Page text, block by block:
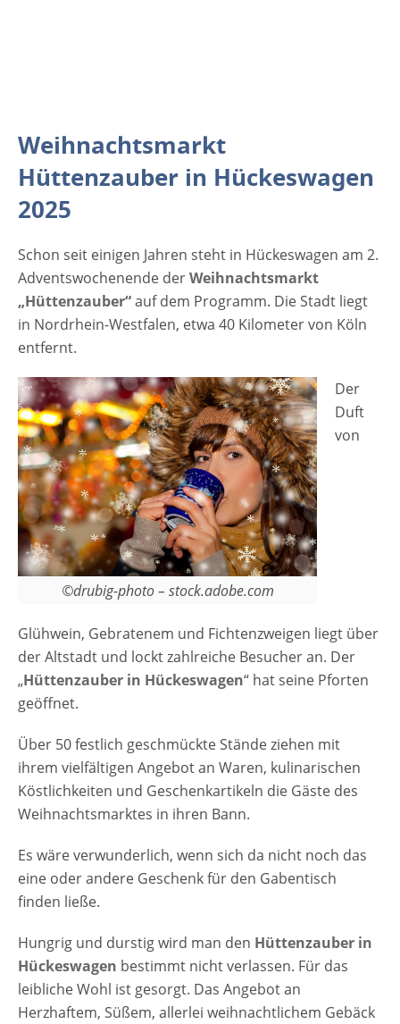
7.12. 2025 Veranstaltungsort Hüttenzauber
in Hückeswagen 2025 42449 Hückeswagen
Nordrhein-Westfalen Deutschland
Weihnachtsmarkt
Hüttenzauber in Hückeswagen
2025
Schon seit einigen Jahren steht in Hückeswagen am 2.
Adventswochenende derWeihnachtsmarkt
„Hüttenzauber“auf dem Programm. Die Stadt liegt
in Nordrhein-Westfalen, etwa 40 Kilometer von Köln
entfernt.
©drubig-photo – stock.adobe.com
Der
Duft
von
Glühwein, Gebratenem und Fichtenzweigen liegt über
der Altstadt und lockt zahlreiche Besucher an. Der
„Hüttenzauber in Hückeswagen“ hat seine Pforten
geöffnet.
Über 50 festlich geschmückte Stände ziehen mit
ihrem vielfältigen Angebot an Waren, kulinarischen
Köstlichkeiten und Geschenkartikeln die Gäste des
Weihnachtsmarktes in ihren Bann.
Es wäre verwunderlich, wenn sich da nicht noch das
eine oder andere Geschenk für den Gabentisch
finden ließe.
Hungrig und durstig wird man den Hüttenzauber in
Hückeswagen bestimmt nicht verlassen. Für das
leibliche Wohl ist gesorgt. Das Angebot an
Herzhaftem, Süßem, allerlei weihnachtlichem Gebäck